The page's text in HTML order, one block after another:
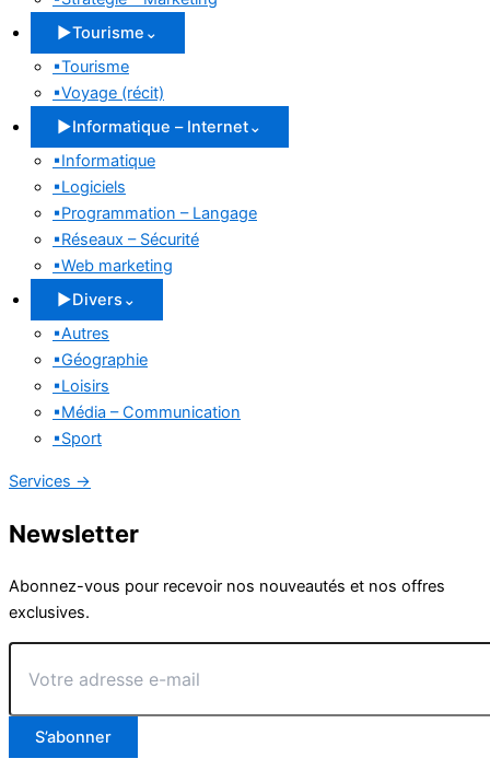
▶Tourisme ⌄
▪Tourisme
▪Voyage (récit)
▶Informatique – Internet⌄
▪Informatique
▪Logiciels
▪Programmation – Langage
▪Réseaux – Sécurité
▪Web marketing
▶Divers ⌄
▪Autres
▪Géographie
▪Loisirs
▪Média – Communication
▪Sport
Services →
Newsletter
Abonnez-vous pour recevoir nos nouveautés et nos offres
exclusives.
Votre
adresse
mail
S’abonner